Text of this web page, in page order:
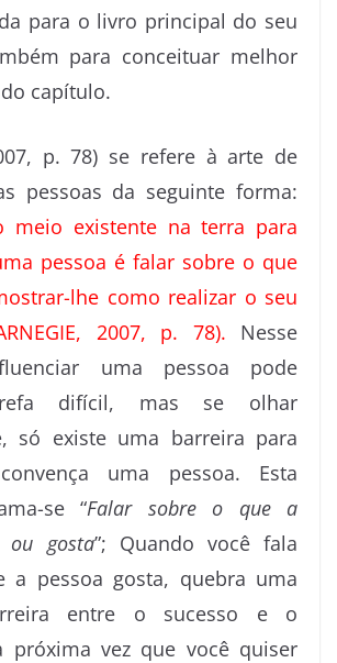
para o livro principal do seu
para conceituar melhor
capítulo.
p. 78) se refere à arte de
pessoas da seguinte forma:
meio existente na terra para
pessoa é falar sobre o que
lhe como realizar o seu
2007, p. 78). Nesse
uma pessoa pode
difícil, mas se olhar
só existe uma barreira para
uma pessoa. Esta
se “Falar sobre o que a
ou gosta”; Quando você fala
a pessoa gosta, quebra uma
entre o sucesso e o
próxima vez que você quiser